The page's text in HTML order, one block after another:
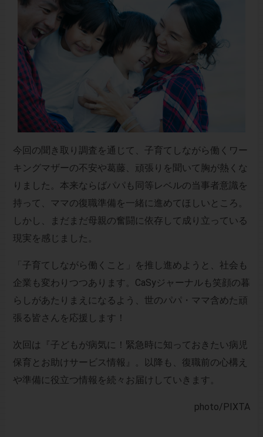
今回の聞き取り調査を通じて、子育てしながら働くワー
キングマザーの不安や葛藤、頑張りを聞いて胸が熱くな
りました。本来ならばパパも同等レベルの当事者意識を
持って、ママの復職準備を一緒に進めてほしいところ。
しかし、まだまだ母親の奮闘に依存して成り立っている
現実を感じました。
「子育てしながら働くこと」を推し進めようと、社会も
企業も変わりつつあります。CaSyジャーナルも笑顔の暮
らしがあたりまえになるよう、世のパパ・ママ含めた頑
張る皆さんを応援します！
次回は『子どもが病気に！緊急時に知っておきたい病児
保育とお助けサービス情報』。以降も、復職前の心構え
や準備に役立つ情報を続々お届けしていきます。
photo/PIXTA